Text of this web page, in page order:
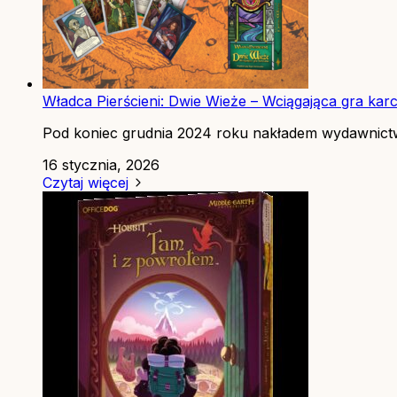
Władca Pierścieni: Dwie Wieże – Wciągająca gra
Pod koniec grudnia 2024 roku nakładem
16 stycznia, 2026
Czytaj więcej